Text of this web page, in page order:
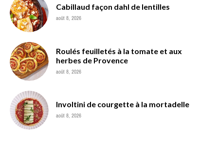
Cabillaud façon dahl de lentilles
août 8, 2026
Roulés feuilletés à la tomate et aux
herbes de Provence
août 8, 2026
Involtini de courgette à la mortadelle
août 8, 2026